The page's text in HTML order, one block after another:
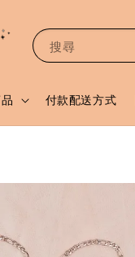
搜尋
付款配送方式